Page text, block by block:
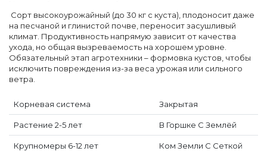
Сорт высокоурожайный (до 30 кг с куста), плодоносит даже
на песчаной и глинистой почве, переносит засушливый
климат. Продуктивность напрямую зависит от качества
ухода, но общая вызреваемость на хорошем уровне.
Обязательный этап агротехники – формовка кустов, чтобы
исключить повреждения из-за веса урожая или сильного
ветра.
Корневая система Закрытая
Растение 2-5 лет В Горшке С Землёй
Крупномеры 6-12 лет Ком Земли С Сеткой